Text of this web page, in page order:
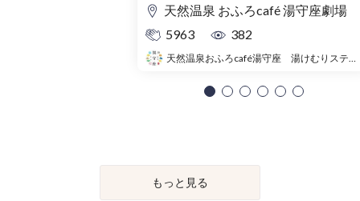
天然温泉 おふろcafé 湯守座劇場
5963
382
天然温泉おふろcafé湯守座 湯けむりステージ
もっと見る